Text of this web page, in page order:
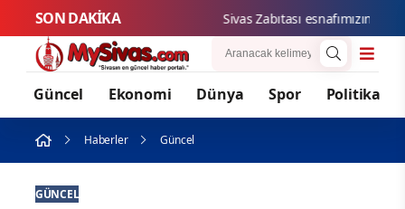
SON DAKİKA Sivas Zabıtası esnafımızın
Güncel Ekonomi Dünya Spor Politika
Haberler Güncel
GÜNCEL